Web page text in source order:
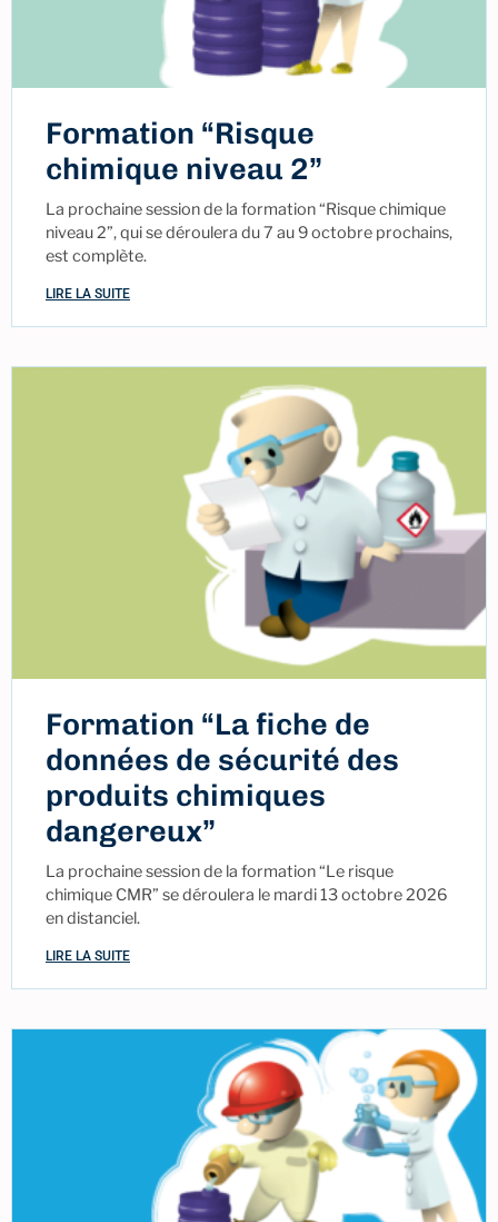
Formation “Risque
chimique niveau 2”
La prochaine session de la formation “Risque chimique
niveau 2”, qui se déroulera du 7 au 9 octobre prochains,
est complète.
LIRE LA SUITE
Formation “La fiche de
données de sécurité des
produits chimiques
dangereux”
La prochaine session de la formation “Le risque
chimique CMR” se déroulera le mardi 13 octobre 2026
en distanciel.
LIRE LA SUITE